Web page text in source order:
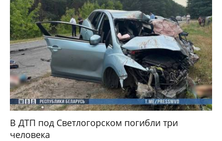
В ДТП под Светлогорском погибли три
человека